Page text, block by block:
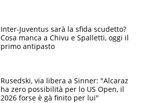
Inter-Juventus sarà la sfida scudetto?
Cosa manca a Chivu e Spalletti, oggi il
primo antipasto
Rusedski, via libera a Sinner: "Alcaraz
ha zero possibilità per lo US Open, il
2026 forse è gà finito per lui"